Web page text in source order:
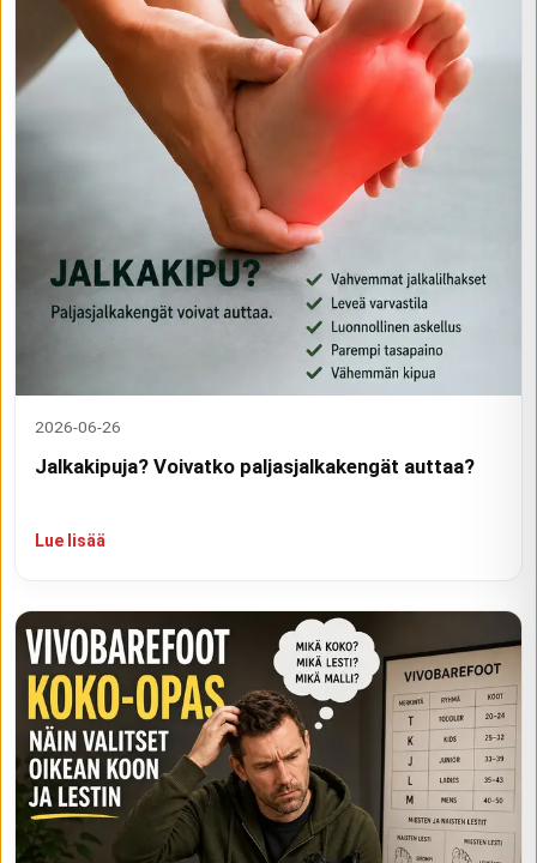
2026-06-26
Jalkakipuja? Voivatko paljasjalkakengät auttaa?
Lue lisää